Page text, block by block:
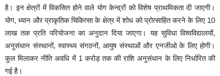
है। इन क्षेत्रों में विकसित होने वाले योग केन्द्रों को विशेष प्राथमिकता दी जाएगी।
योग, ध्यान और प्राकृतिक चिकित्सा के क्षेत्र में शोध को प्रोत्साहित करने के लिए 10
लाख तक प्रति परियोजना का अनुदान दिया जाएगा। यह सुविधा विश्वविद्यालयों,
अनुसंधान संस्थानों, स्वास्थ्य संगठनों, आयुष संस्थाओं और एनजीओ के लिए होगी।
कुल मिलाकर नीति अवधि में 1 करोड़ तक की राशि अनुसंधान के लिए निर्धारित की
गई है।